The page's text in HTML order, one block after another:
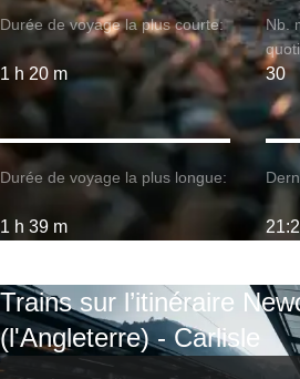
Durée de voyage la plus courte:
1 h 20 m
Durée de voyage la plus longue:
1 h 39 m
Nb.
30
Trains sur l’itinéraire
(l'Angleterre) - Carlisle